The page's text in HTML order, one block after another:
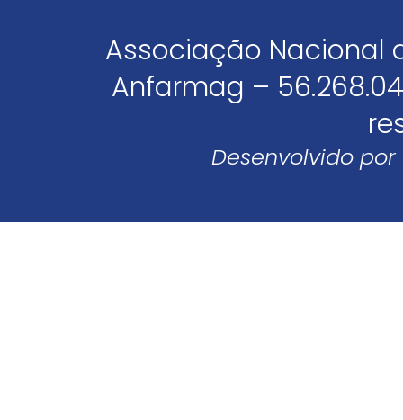
Associação Nacional
Anfarmag –
Desenvolvido por